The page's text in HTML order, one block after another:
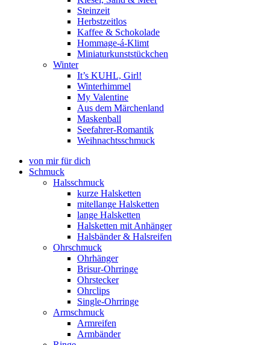
Steinzeit
Herbstzeitlos
Kaffee & Schokolade
Hommage-á-Klimt
Miniaturkunststückchen
Winter
It’s KUHL, Girl!
Winterhimmel
My Valentine
Aus dem Märchenland
Maskenball
Seefahrer-Romantik
Weihnachtsschmuck
von mir für dich
Schmuck
Halsschmuck
kurze Halsketten
mitellange Halsketten
lange Halsketten
Halsketten mit Anhänger
Halsbänder & Halsreifen
Ohrschmuck
Ohrhänger
Brisur-Ohrringe
Ohrstecker
Ohrclips
Single-Ohrringe
Armschmuck
Armreifen
Armbänder